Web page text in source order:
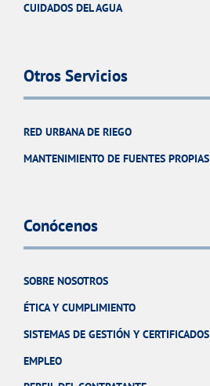
CUIDADOS DEL AGUA
Otros Servicios
RED URBANA DE RIEGO
MANTENIMIENTO DE FUENTES PROPIAS
Conócenos
SOBRE NOSOTROS
ÉTICA Y CUMPLIMIENTO
SISTEMAS DE GESTIÓN Y CERTIFICADOS
EMPLEO